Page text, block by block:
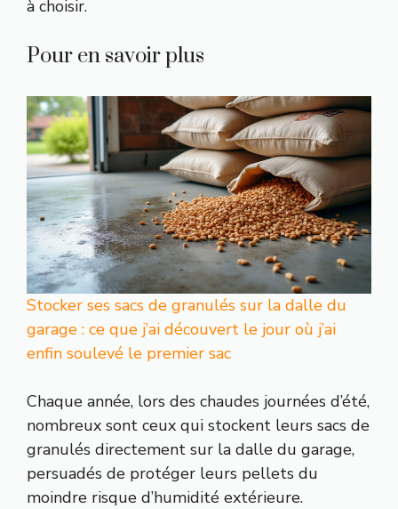
à choisir.
Pour en savoir plus
Stocker ses sacs de granulés sur la dalle du
garage : ce que j’ai découvert le jour où j’ai
enfin soulevé le premier sac
Chaque année, lors des chaudes journées d’été,
nombreux sont ceux qui stockent leurs sacs de
granulés directement sur la dalle du garage,
persuadés de protéger leurs pellets du
moindre risque d’humidité extérieure.